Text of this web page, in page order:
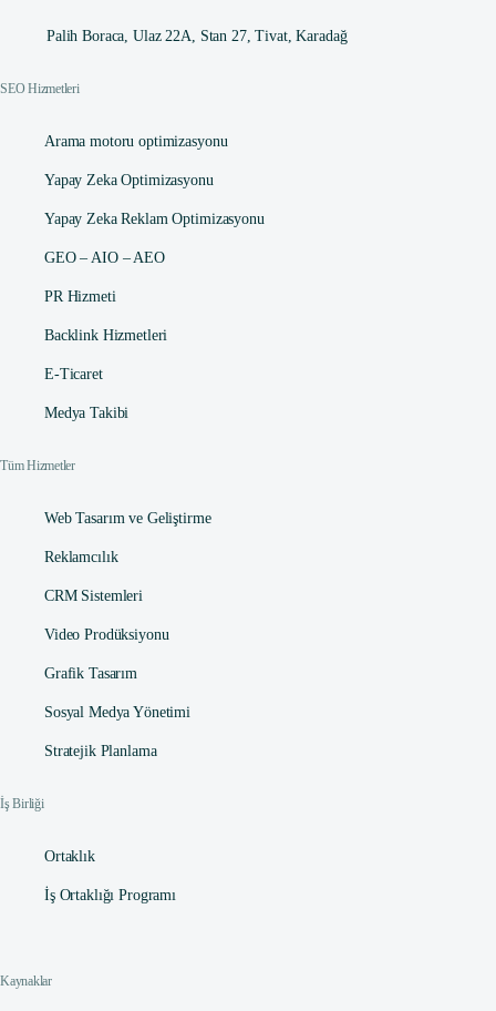
Palih Boraca, Ulaz 22A, Stan 27, Tivat, Karadağ
SEO Hizmetleri
Arama motoru optimizasyonu
Yapay Zeka Optimizasyonu
Yapay Zeka Reklam Optimizasyonu
GEO – AIO – AEO
PR Hizmeti
Backlink Hizmetleri
E-Ticaret
Medya Takibi
Tüm Hizmetler
Web Tasarım ve Geliştirme
Reklamcılık
CRM Sistemleri
Video Prodüksiyonu
Grafik Tasarım
Sosyal Medya Yönetimi
Stratejik Planlama
İş Birliği
Ortaklık
İş Ortaklığı Programı
Kaynaklar